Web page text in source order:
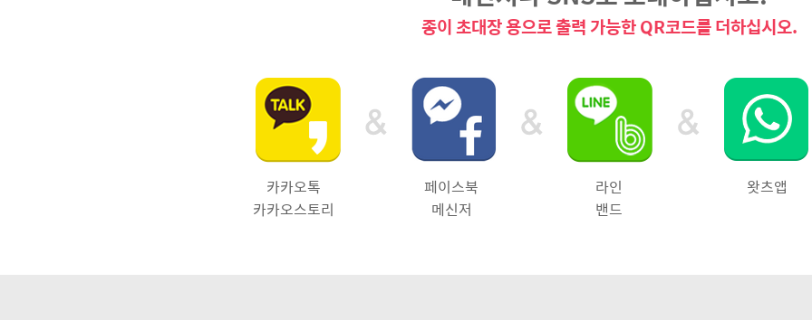
종이 초대장 용으로 출력 가능한 QR코드를 더하십시오.
카카오톡
카카오스토리
페이스북
메신저
라인
밴드
왓츠앱